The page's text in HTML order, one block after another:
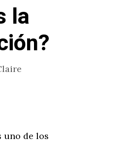
la
uno de los